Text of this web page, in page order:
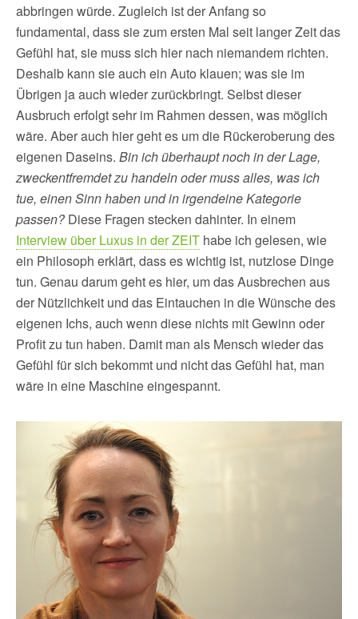
abbringen würde. Zugleich ist der Anfang so
fundamental, dass sie zum ersten Mal seit langer Zeit das
Gefühl hat, sie muss sich hier nach niemandem richten.
Deshalb kann sie auch ein Auto klauen; was sie im
Übrigen ja auch wieder zurückbringt. Selbst dieser
Ausbruch erfolgt sehr im Rahmen dessen, was möglich
wäre. Aber auch hier geht es um die Rückeroberung des
eigenen Daseins. Bin ich überhaupt noch in der Lage,
zweckentfremdet zu handeln oder muss alles, was ich
tue, einen Sinn haben und in irgendeine Kategorie
passen?Diese Fragen stecken dahinter. In einem
Interview über Luxus in der ZEIT habe ich gelesen, wie
ein Philosoph erklärt, dass es wichtig ist, nutzlose Dinge
tun. Genau darum geht es hier, um das Ausbrechen aus
der Nützlichkeit und das Eintauchen in die Wünsche des
eigenen Ichs, auch wenn diese nichts mit Gewinn oder
Profit zu tun haben. Damit man als Mensch wieder das
Gefühl für sich bekommt und nicht das Gefühl hat, man
wäre in eine Maschine eingespannt.